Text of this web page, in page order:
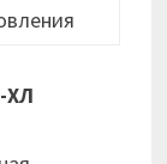
ХЛ